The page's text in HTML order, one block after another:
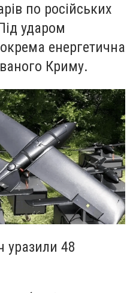
по російських
ударом
енергетична
Криму.
уразили 48